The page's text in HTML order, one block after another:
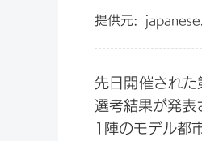
先日開催され
選考結果が発
1陣のモデル都